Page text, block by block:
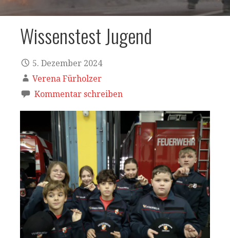
Wissenstest Jugend
5. Dezember 2024
Verena Fürholzer
Kommentar schreiben